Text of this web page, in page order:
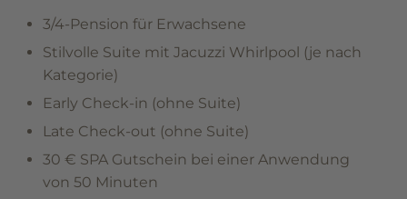
3/4-Pension für Erwachsene
Stilvolle Suite mit Jacuzzi Whirlpool (je nach
Kategorie)
Early Check-in (ohne Suite)
Late Check-out (ohne Suite)
30 € SPA Gutschein bei einer Anwendung
von 50 Minuten